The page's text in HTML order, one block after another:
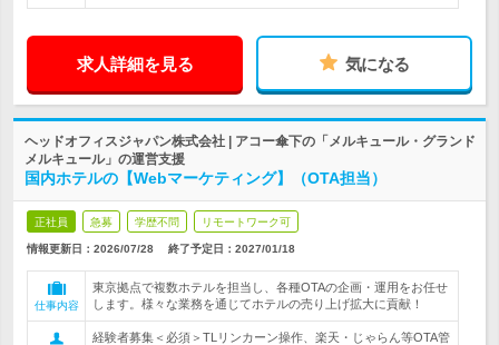
求人詳細を見る 気になる
ヘッドオフィスジャパン株式会社 | アコー傘下の「メルキュール・グランド
メルキュール」の運営支援
国内ホテルの【Webマーケティング】（OTA担当）
正社員 急募 学歴不問 リモートワーク可
情報更新日：2026/07/28 終了予定日： 2027/01/18
仕事内容
東京拠点で複数ホテルを担当し、各種OTAの企画・運用をお任せ
します。様々な業務を通じてホテルの売り上げ拡大に貢献！
経験者募集＜必須＞TLリンカーン操作、楽天・じゃらん等OTA管